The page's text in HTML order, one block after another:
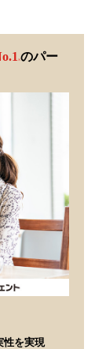
※のパー
性を実現